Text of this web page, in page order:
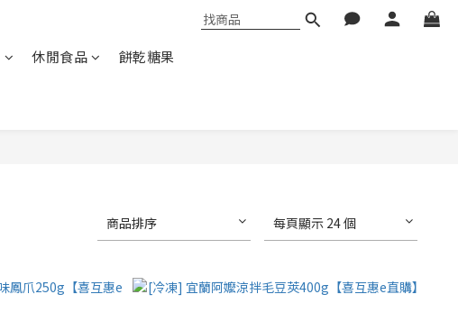
休閒食品
餅乾糖果
商品排序 每頁顯示 24 個